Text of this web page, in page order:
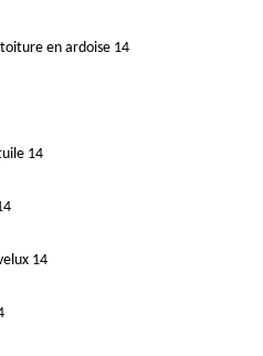
en ardoise 14
14
14